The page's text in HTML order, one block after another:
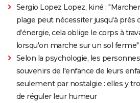
Sergio Lopez Lopez, kiné :
plage peut nécessiter jusqu'à près
d'énergie, cela oblige le corps à
lorsqu'on marche sur un sol ferme"
Selon la psychologie, les
souvenirs de l'enfance de leurs
seulement par nostalgie : elles y
de réguler leur humeur